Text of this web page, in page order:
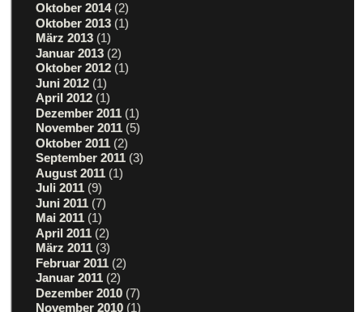
Oktober 2014(2)
Oktober 2013 (1)
März 2013 (1)
Januar 2013 (2)
Oktober 2012 (1)
Juni 2012 (1)
April 2012 (1)
Dezember 2011 (1)
November 2011 (5)
Oktober 2011 (2)
September 2011 (3)
August 2011 (1)
Juli 2011 (9)
Juni 2011 (7)
Mai 2011 (1)
April 2011 (2)
März 2011 (3)
Februar 2011 (2)
Januar 2011 (2)
Dezember 2010 (7)
November 2010 (1)